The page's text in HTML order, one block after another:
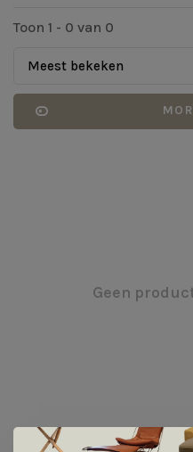
Toon 1 - 0 van 0
Meest bekeken
Geen